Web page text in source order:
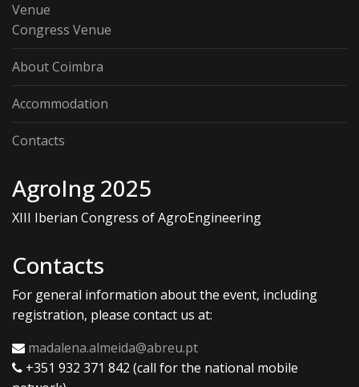
Venue
Congress Venue
About Coimbra
Accommodation
Contacts
AgroIng 2025
XIII Iberian Congress of AgroEngineering
Contacts
For general information about the event, including
registration, please contact us at:
madalena.almeida@abreu.pt
+351 932 371 842 (call for the national mobile